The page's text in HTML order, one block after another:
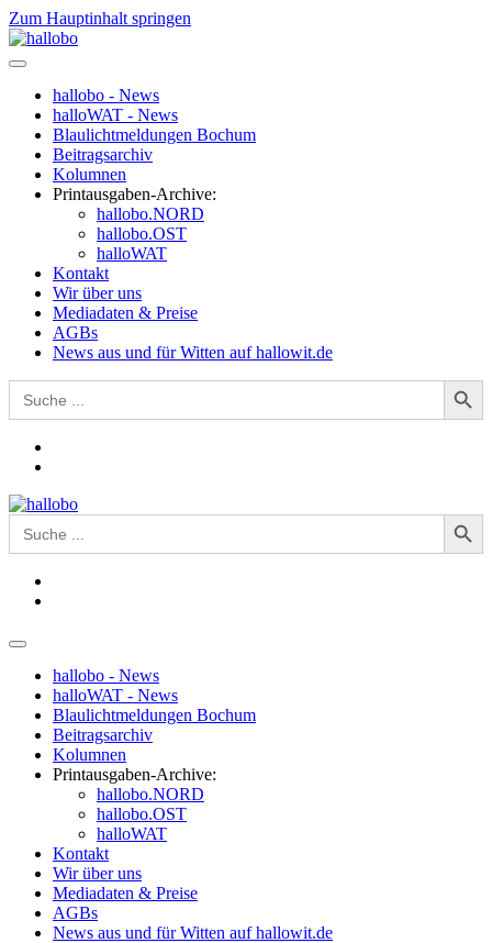
Zum Hauptinhalt springen
hallobo - News
halloWAT - News
Blaulichtmeldungen Bochum
Beitragsarchiv
Kolumnen
Printausgaben-Archive:
hallobo.NORD
hallobo.OST
halloWAT
Kontakt
Wir über uns
Mediadaten & Preise
AGBs
News aus und für Witten auf hallowit.de
Search
for:
Search Button
Search
for:
Search Button
hallobo - News
halloWAT - News
Blaulichtmeldungen Bochum
Beitragsarchiv
Kolumnen
Printausgaben-Archive:
hallobo.NORD
hallobo.OST
halloWAT
Kontakt
Wir über uns
Mediadaten & Preise
AGBs
News aus und für Witten auf hallowit.de